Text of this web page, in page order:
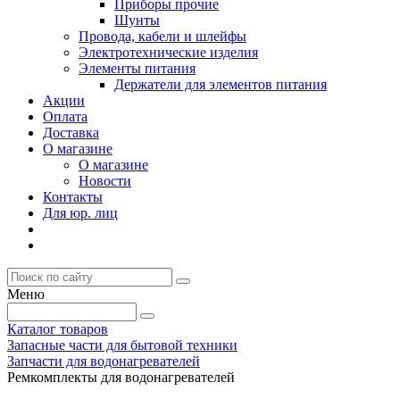
Приборы прочие
Шунты
Провода, кабели и шлейфы
Электротехнические изделия
Элементы питания
Держатели для элементов питания
Акции
Оплата
Доставка
О магазине
О магазине
Новости
Контакты
Для юр. лиц
Меню
Каталог товаров
Запасные части для бытовой техники
Запчасти для водонагревателей
Ремкомплекты для водонагревателей